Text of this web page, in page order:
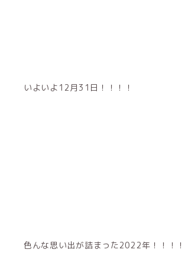
いよいよ12月31日！！！！
色んな思い出が詰まった2022年！！！！